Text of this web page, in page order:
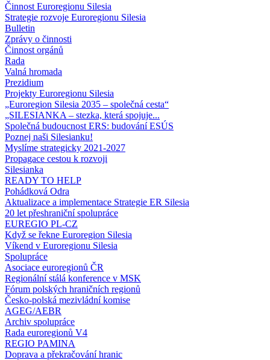
Činnost Euroregionu Silesia
Strategie rozvoje Euroregionu Silesia
Bulletin
Zprávy o činnosti
Činnost orgánů
Rada
Valná hromada
Prezidium
Projekty Euroregionu Silesia
„Euroregion Silesia 2035 – společná cesta“
„SILESIANKA – stezka, která spojuje...
Společná budoucnost ERS: budování ESÚS
Poznej naši Silesianku!
Myslíme strategicky 2021-2027
Propagace cestou k rozvoji
Silesianka
READY TO HELP
Pohádková Odra
Aktualizace a implementace Strategie ER Silesia
20 let přeshraniční spolupráce
EUREGIO PL-CZ
Když se řekne Euroregion Silesia
Víkend v Euroregionu Silesia
Spolupráce
Asociace euroregionů ČR
Regionální stálá konference v MSK
Fórum polských hraničních regionů
Česko-polská mezivládní komise
AGEG/AEBR
Archiv spolupráce
Rada euroregionů V4
REGIO PAMINA
Doprava a překračování hranic